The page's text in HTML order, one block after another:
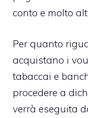
conto e molto
Per quanto
acquistano i
tabaccai e
procedere a
verrà eseguita